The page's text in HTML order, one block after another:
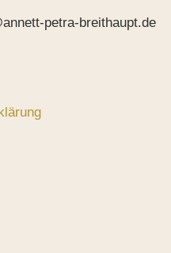
petra-breithaupt.de